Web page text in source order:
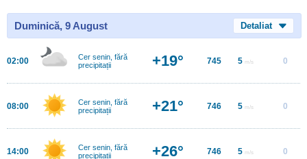
Duminică, 9 August Detaliat
02:00
Cer senin, fără
precipitații
+19° 745 5 m/s 0
08:00
Cer senin, fără
precipitații
+21° 746 5 m/s 0
14:00
Cer senin, fără
precipitații
+26° 746 5 m/s 0